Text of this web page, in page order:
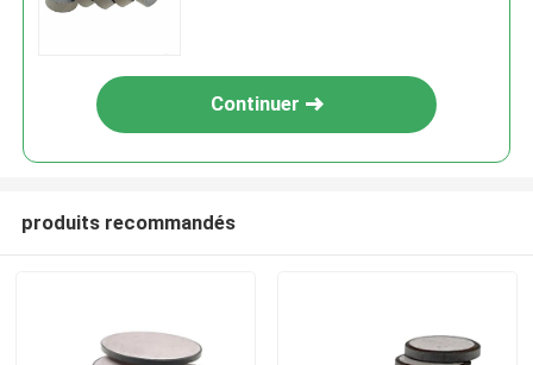
Continuer
produits recommandés